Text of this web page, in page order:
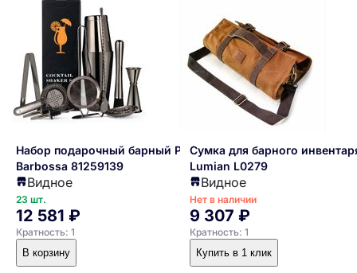
Набор подарочный барный P.L.-
Barbossa 81259139
Видное
23 шт.
12 581 ₽
Кратность: 1
В корзину
Сумка для барного
Lumian L0279
Видное
Нет в наличии
9 307 ₽
Кратность: 1
Купить в 1 клик